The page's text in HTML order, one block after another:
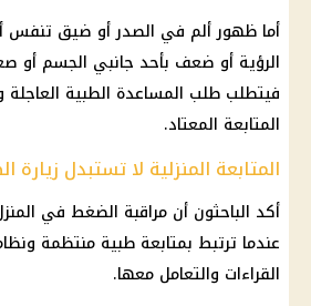
أما ظهور ألم في الصدر أو ضيق
الرؤية أو ضعف بأحد جانبي الجسم أو
فيتطلب طلب المساعدة الطبية العاجلة
المتابعة المعتاد.
المتابعة المنزلية لا تستبدل زيارة
أكد الباحثون أن مراقبة الضغط في
عندما ترتبط بمتابعة طبية منتظمة
القراءات والتعامل معها.